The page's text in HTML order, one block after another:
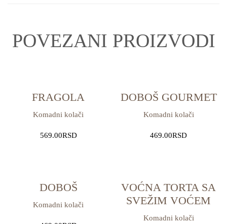
POVEZANI PROIZVODI
FRAGOLA
Komadni kolači
569.00RSD
DOBOŠ GOURMET
Komadni kolači
469.00RSD
DOBOŠ
Komadni kolači
VOĆNA TORTA SA
SVEŽIM VOĆEM
Komadni kolači